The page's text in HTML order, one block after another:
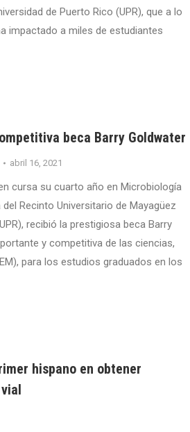
de Puerto Rico (UPR), que a lo
impactado a miles de estudiantes
beca Barry Goldwater
abril 16, 2021
cursa su cuarto año en Microbiología
Recinto Universitario de Mayagüez
recibió la prestigiosa beca Barry
y competitiva de las ciencias,
para los estudios graduados en los
hispano en obtener